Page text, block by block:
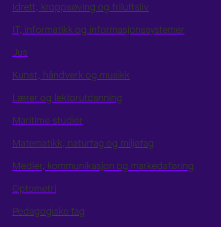
Idrett, kroppsøving og friluftsliv
IT, informatikk og informasjonssystemer
Jus
Kunst, håndverk og musikk
Lærer og lektorutdanning
Maritime studier
Matematikk, naturfag og miljøfag
Medier, kommunikasjon og markedsføring
Optometri
Pedagogiske fag